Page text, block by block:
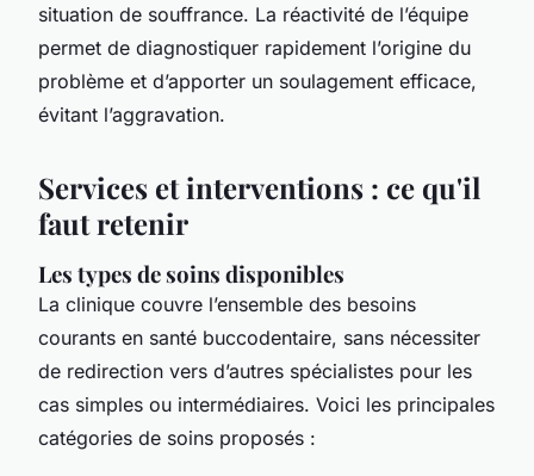
situation de souffrance. La réactivité de l’équipe
permet de diagnostiquer rapidement l’origine du
problème et d’apporter un soulagement efficace,
évitant l’aggravation.
Services et interventions : ce qu'il
faut retenir
Les types de soins disponibles
La clinique couvre l’ensemble des besoins
courants en santé buccodentaire, sans nécessiter
de redirection vers d’autres spécialistes pour les
cas simples ou intermédiaires. Voici les principales
catégories de soins proposés :